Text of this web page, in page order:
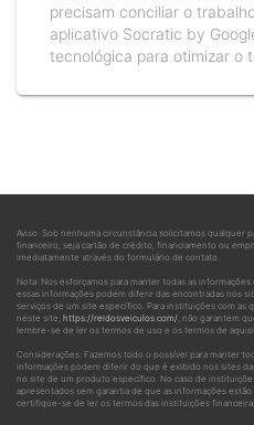
precisam conciliar o
aplicativo Socratic by
tecnológica para otimizar o
Aviso: Sob nenhuma circunstância solicitamos
financeiro, seja cartão de crédito, financiamento ou
imediatamente através do formulário de contato.
Nota: Nos esforçamos para manter todas as
essas informações podem diferir das encontradas nos
serviços de um site específico. Para instituições com as
neste site, https://reidosveiculos.com/, não garantem
lembre-se de ler os termos de uso e os termos de
Considerações: Fazemos todo o possível para manter
informações podem diferir do que é exibido nos sites
no site de um produto específico. No caso de
apresentados sem garantia de que as informações
certifique-se de ler os termos das instituições